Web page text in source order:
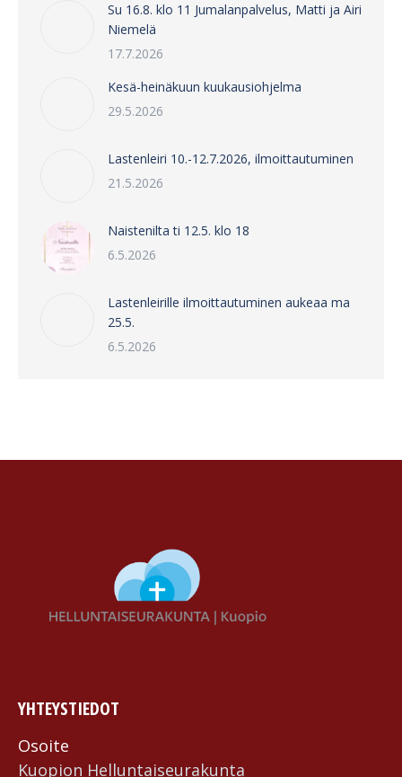
Su 16.8. klo 11 Jumalanpalvelus, Matti ja Airi
Niemelä
17.7.2026
Kesä-heinäkuun kuukausiohjelma
29.5.2026
Lastenleiri 10.-12.7.2026, ilmoittautuminen
21.5.2026
Naistenilta ti 12.5. klo 18
6.5.2026
Lastenleirille ilmoittautuminen aukeaa ma
25.5.
6.5.2026
YHTEYSTIEDOT
Osoite
Kuopion Helluntai­seurakunta